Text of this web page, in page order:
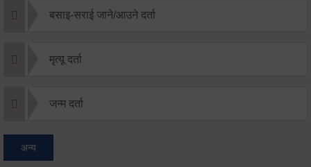
बसाइ-सराई जाने/आउने दर्ता
मृत्यू दर्ता
जन्म दर्ता
अन्य